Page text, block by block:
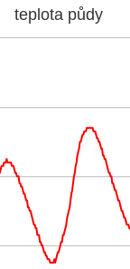
teplota půdy